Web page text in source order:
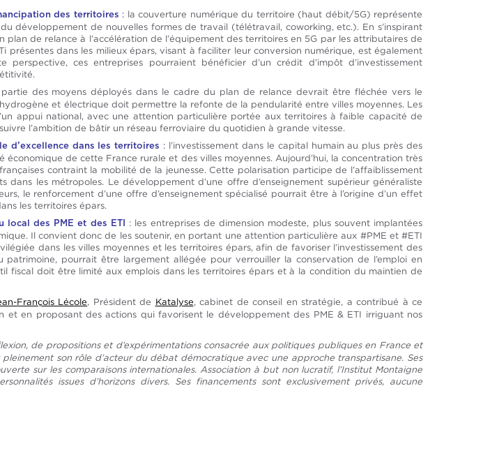
des territoires : la couverture numérique du territoire (haut débit/5G) représente
développement de nouvelles formes de travail (télétravail, coworking, etc.). En s’inspirant
de relance à l’accélération de l’équipement des territoires en 5G par les attributaires de
dans les milieux épars, visant à faciliter leur conversion numérique, est également
ces entreprises pourraient bénéficier d’un crédit d’impôt d’investissement
des moyens déployés dans le cadre du plan de relance devrait être fléchée vers le
et électrique doit permettre la refonte de la pendularité entre villes moyennes. Les
appui national, avec une attention particulière portée aux territoires à faible capacité de
l’ambition de bâtir un réseau ferroviaire du quotidien à grande vitesse.
d’excellence dans les territoires : l’investissement dans le capital humain au plus près des
de cette France rurale et des villes moyennes. Aujourd’hui, la concentration très
contraint la mobilité de la jeunesse. Cette polarisation participe de l’affaiblissement
les métropoles. Le développement d’une offre d’enseignement supérieur généraliste
le renforcement d’une offre d’enseignement spécialisé pourrait être à l’origine d’un effet
les territoires épars.
des PME et des ETI
: les entreprises de dimension modeste, plus souvent implantées
Il convient donc de les soutenir, en portant une attention particulière aux #PME et #ETI
dans les villes moyennes et les territoires épars, afin de favoriser l’investissement des
pourrait être largement allégée pour verrouiller la conservation de l’emploi en
fiscal doit être limité aux emplois dans les territoires épars et à la condition du maintien de
François Lécole, Président de Katalyse, cabinet de conseil en stratégie, a contribué à ce
en proposant des actions qui favorisent le développement des PME & ETI irriguant nos
de propositions et d’expérimentations consacrée aux politiques publiques en France et
son rôle d’acteur du débat démocratique avec une approche transpartisane. Ses
sur les comparaisons internationales. Association à but non lucratif, l’Institut Montaigne
issues d’horizons divers. Ses financements sont exclusivement privés, aucune